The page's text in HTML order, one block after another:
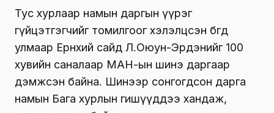
Тус хурлаар намын даргын үүрэг
гүйцэтгэгчийг томилгоог хэлэлцсэн бөгөөд
улмаар Ерөнхий сайд Л.Оюун-Эрдэнийг 100
хувийн саналаар МАН-ын шинэ даргаар
дэмжсэн байна. Шинээр сонгогдсон дарга
намын Бага хурлын гишүүддээ хандаж,